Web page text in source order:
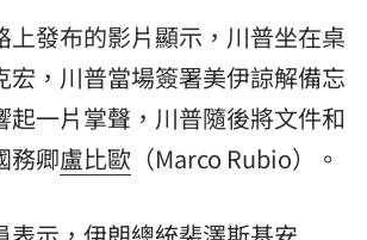
上發布的影片顯示，川普坐在桌
宏，川普當場簽署美伊諒解備忘
起一片掌聲，川普隨後將文件和
務卿盧比歐 （Marco Rubio）。